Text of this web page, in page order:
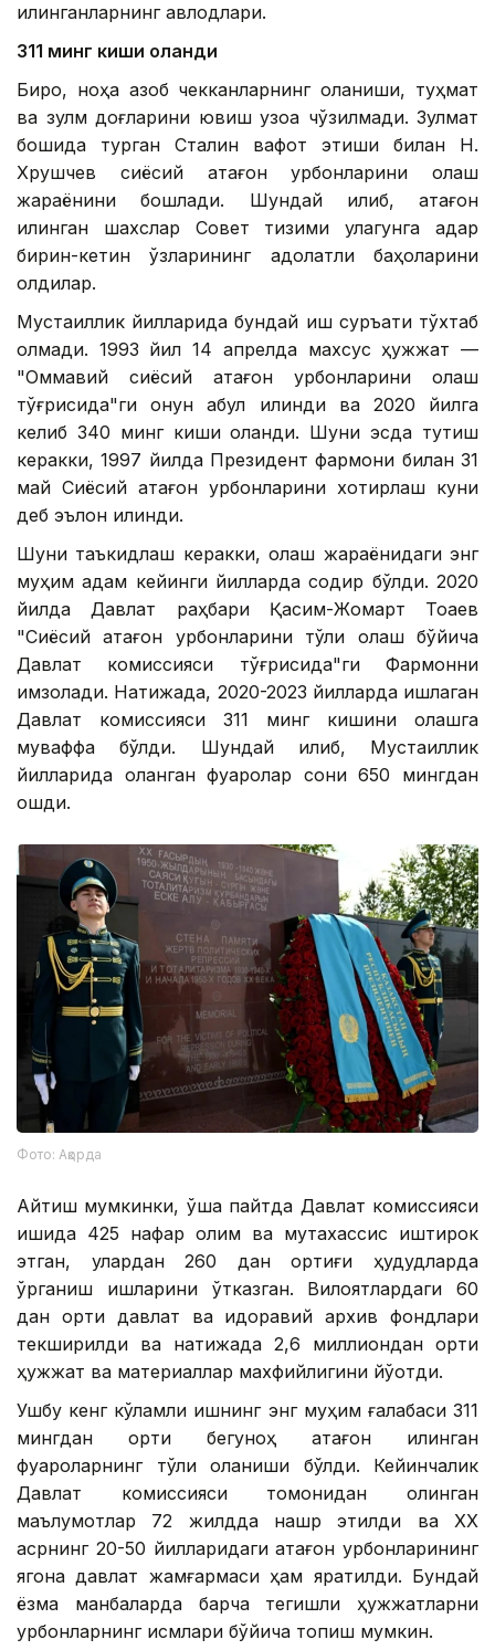
қилинганларнинг авлодлари.
311 минг киши оқланди
Бироқ, ноҳақ азоб чекканларнинг оқланиши, туҳмат
ва зулм доғларини ювиш узоққа чўзилмади. Зулмат
бошида турган Сталин вафот этиши билан Н.
Хрушчев сиёсий қатағон қурбонларини оқлаш
жараёнини бошлади. Шундай қилиб, қатағон
қилинган шахслар Совет тизими қулагунга қадар
бирин-кетин ўзларининг адолатли баҳоларини
олдилар.
Мустақиллик йилларида бундай иш суръати тўхтаб
қолмади. 1993 йил 14 апрелда махсус ҳужжат —
"Оммавий сиёсий қатағон қурбонларини оқлаш
тўғрисида"ги қонун қабул қилинди ва 2020 йилга
келиб 340 минг киши оқланди. Шуни эсда тутиш
керакки, 1997 йилда Президент фармони билан 31
май Сиёсий қатағон қурбонларини хотирлаш куни
деб эълон қилинди.
Шуни таъкидлаш керакки, оқлаш жараёнидаги энг
муҳим қадам кейинги йилларда содир бўлди. 2020
йилда Давлат раҳбари Қасим-Жомарт Тоқаев
"Сиёсий қатағон қурбонларини тўлиқ оқлаш бўйича
Давлат комиссияси тўғрисида"ги Фармонни
имзолади. Натижада, 2020-2023 йилларда ишлаган
Давлат комиссияси 311 минг кишини оқлашга
муваффақ бўлди. Шундай қилиб, Мустақиллик
йилларида оқланган фуқаролар сони 650 мингдан
ошди.
Фото: Ақорда
Айтиш мумкинки, ўша пайтда Давлат комиссияси
ишида 425 нафар олим ва мутахассис иштирок
этган, улардан 260 дан ортиғи ҳудудларда
ўрганиш ишларини ўтказган. Вилоятлардаги 60
дан ортиқ давлат ва идоравий архив фондлари
текширилди ва натижада 2,6 миллиондан ортиқ
ҳужжат ва материаллар махфийлигини йўқотди.
Ушбу кенг кўламли ишнинг энг муҳим ғалабаси 311
мингдан ортиқ бегуноҳ қатағон қилинган
фуқароларнинг тўлиқ оқланиши бўлди. Кейинчалик
Давлат комиссияси томонидан олинган
маълумотлар 72 жилдда нашр этилди ва XX
асрнинг 20-50 йилларидаги қатағон қурбонларининг
ягона давлат жамғармаси ҳам яратилди. Бундай
ёзма манбаларда барча тегишли ҳужжатларни
қурбонларнинг исмлари бўйича топиш мумкин.